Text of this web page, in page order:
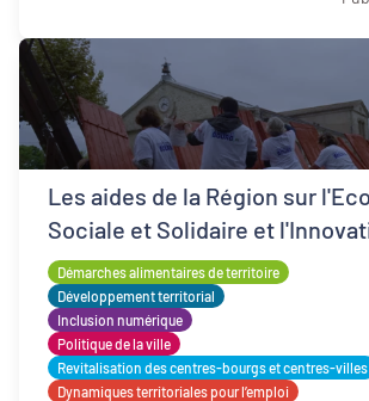
Les aides de la Région sur
Sociale et Solidaire et
Démarches alimentaires de territoire
Développement territorial
Inclusion numérique
Politique de la ville
Revitalisation des centres-bourgs et centres-villes
Dynamiques territoriales pour l’emploi